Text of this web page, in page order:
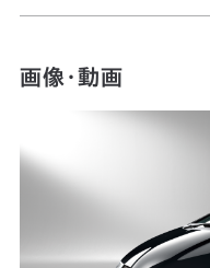
画像・動画